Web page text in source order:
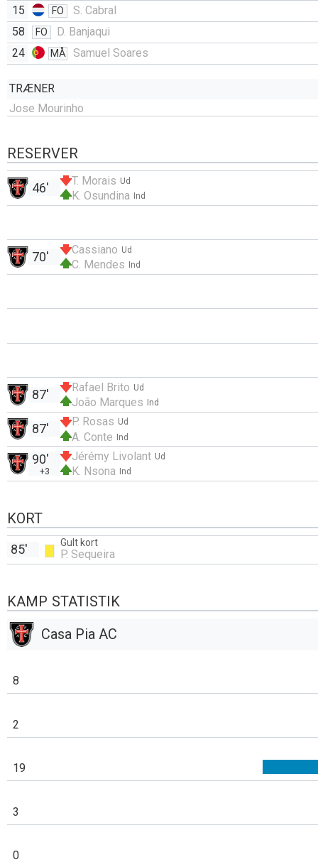
15
FO
S. Cabral
58
FO
D. Banjaqui
24
MÅ Samuel Soares
TRÆNER
Jose Mourinho
RESERVER
Ud
T. Morais
Ind
K. Osundina
46'
Ud
Cassiano
Ind
C. Mendes
70'
Ud
Rafael Brito
Ind
João Marques
87'
Ud
P. Rosas
Ind
A. Conte
87'
Ud
Jérémy Livolant
Ind
K. Nsona
90'
+3
KORT
Gult kort
P. Sequeira
85'
KAMP STATISTIK
Casa Pia AC
8
2
19
3
0